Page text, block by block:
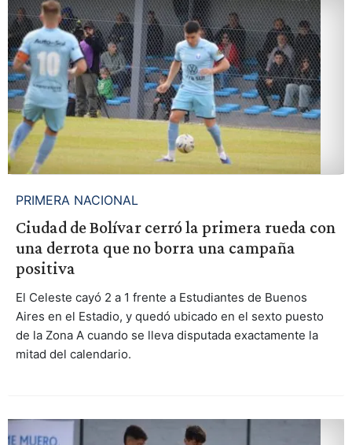
PRIMERA NACIONAL
Ciudad de Bolívar cerró la primera rueda con
una derrota que no borra una campaña
positiva
El Celeste cayó 2 a 1 frente a Estudiantes de Buenos
Aires en el Estadio, y quedó ubicado en el sexto puesto
de la Zona A cuando se lleva disputada exactamente la
mitad del calendario.